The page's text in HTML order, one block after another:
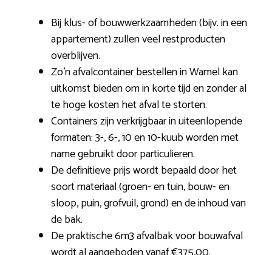
Bij klus- of bouwwerkzaamheden (bijv. in een
appartement) zullen veel restproducten
overblijven.
Zo’n afvalcontainer bestellen in Wamel kan
uitkomst bieden om in korte tijd en zonder al
te hoge kosten het afval te storten.
Containers zijn verkrijgbaar in uiteenlopende
formaten: 3-, 6-, 10 en 10-kuub worden met
name gebruikt door particulieren.
De definitieve prijs wordt bepaald door het
soort materiaal (groen- en tuin, bouw- en
sloop, puin, grofvuil, grond) en de inhoud van
de bak.
De praktische 6m3 afvalbak voor bouwafval